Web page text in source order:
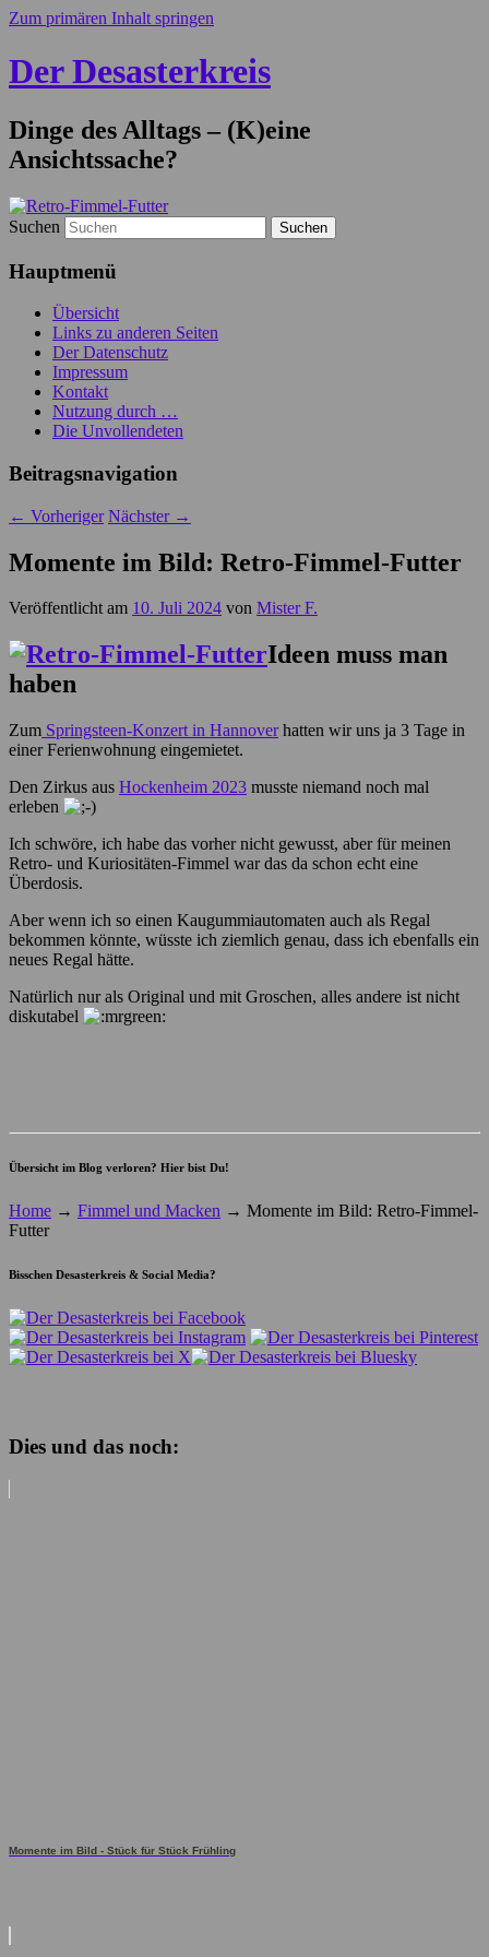
Zum primären Inhalt springen
Der Desasterkreis
Dinge des Alltags – (K)eine
Ansichtssache?
Suchen
Hauptmenü
Übersicht
Links zu anderen Seiten
Der Datenschutz
Impressum
Kontakt
Nutzung durch …
Die Unvollendeten
Beitragsnavigation
← Vorheriger Nächster →
Momente im Bild: Retro-Fimmel-Futter
Veröffentlicht am 10. Juli 2024 von Mister F.
Ideen muss man
haben
Zum Springsteen-Konzert in Hannoverhatten wir uns ja 3 Tage in
einer Ferienwohnung eingemietet.
Den Zirkus aus Hockenheim 2023 musste niemand noch mal
erleben
Ich schwöre, ich habe das vorher nicht gewusst, aber für meinen
Retro- und Kuriositäten-Fimmel war das da schon echt eine
Überdosis.
Aber wenn ich so einen Kaugummiautomaten auch als Regal
bekommen könnte, wüsste ich ziemlich genau, dass ich ebenfalls ein
neues Regal hätte.
Natürlich nur als Original und mit Groschen, alles andere ist nicht
diskutabel
Übersicht im Blog verloren? Hier bist Du!
Home → Fimmel und Macken → Momente im Bild: Retro-Fimmel-
Futter
Bisschen Desasterkreis & Social Media?
Dies und das noch:
Momente im Bild - Stück für Stück Frühling